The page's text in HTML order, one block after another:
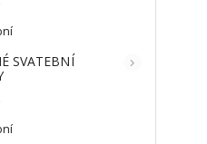
SVATEBNÍ